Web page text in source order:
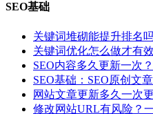
SEO基础
关键词堆砌能提升排名
关键词优化怎么做才有
SEO内容多久更新一次
SEO基础：SEO原创文
网站文章更新多久一次
修改网站URL有风险？